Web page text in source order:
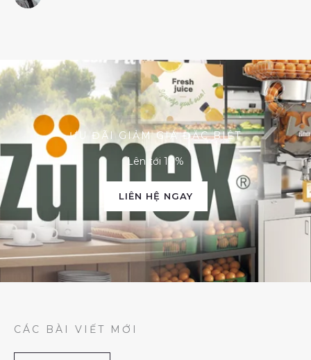
ƯU ĐÃI GIẢM GIÁ ĐẶC BIỆT
Lên tới 10%
LIÊN HỆ NGAY
CÁC BÀI VIẾT MỚI